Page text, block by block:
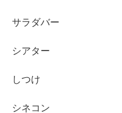
サラダバー
シアター
しつけ
シネコン